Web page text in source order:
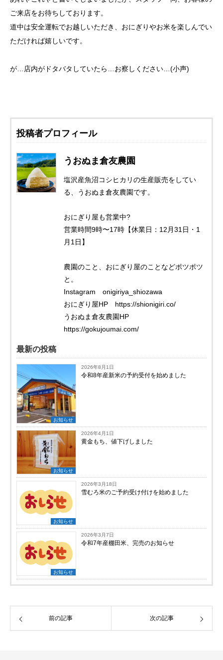
ご来店をお待ちしております。
道中は安全運転でお越しいただき、おにぎりやお米を楽しんでい
ただければ嬉しいです。
が…店内がドタバタしていたら…お察しください…(小声)
投稿者プロフィール
うおぬま倉友農園
塩沢産魚沼コシヒカリの生産販売をしてい
る、うおぬま倉友農園です。
おにぎり屋も営業中?
営業時間9時〜17時【休業日：12月31日・1
月1日】
農園のこと、おにぎり屋のことなどポツポツ
と。
Instagram onigiriya_shiozawa
おにぎり屋HP https://shionigiri.co/
うおぬま倉友農園HP
https://gokujoumai.com/
最新の投稿
お知らせ
2026年8月1日
令和8年産新米の予約受付を始めました
お知らせ
2026年4月1日
黄金もち、値下げしました
お知らせ
2026年3月18日
雪むろ米のご予約受け付けを始めました
お知らせ
2026年3月7日
令和7年産棚田米、完売のお知らせ
前の記事 次の記事